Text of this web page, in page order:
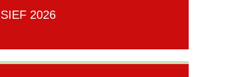
SIEF 2026